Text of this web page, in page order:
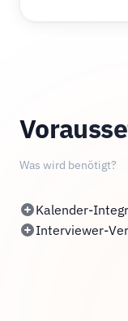
Was wird benötigt?
Kalender-
Interviewer-